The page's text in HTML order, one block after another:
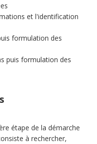
et l'identification
formulation des
puis formulation des
étape de la démarche
à rechercher,